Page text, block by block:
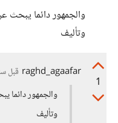
والجمهور دائما
وتأليف
1
raghd_agaafar قبل
والجمهور
وتأليف